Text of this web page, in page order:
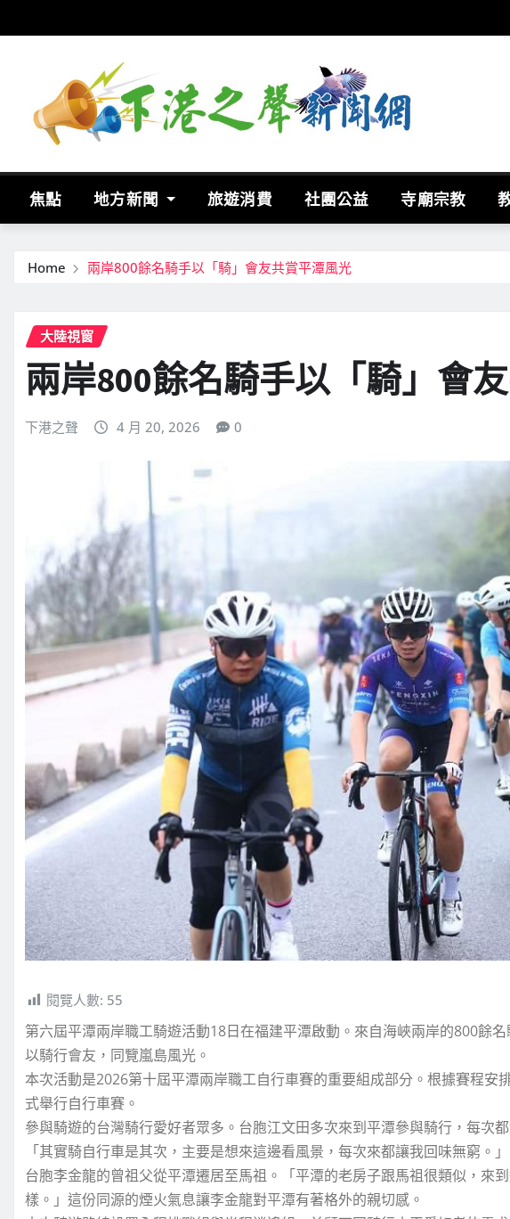
to
焦點 地方新聞 旅遊消費 社團公益 寺廟宗教
Home 兩岸800餘名騎手以「騎」會友共賞平潭風光
大陸視窗
兩岸800餘名騎手以「騎」會
下港之聲 4 月 20, 2026 0
閱覽人數: 55
第六屆平潭兩岸職工騎遊活動18日在福建平潭啟動。來自海峽兩岸的800餘
以騎行會友，同覽嵐島風光。
本次活動是2026第十屆平潭兩岸職工自行車賽的重要組成部分。根據賽程安
式舉行自行車賽。
參與騎遊的台灣騎行愛好者眾多。台胞江文田多次來到平潭參與騎行，每次
「其實騎自行車是其次，主要是想來這邊看風景，每次來都讓我回味無窮。」
台胞李金龍的曾祖父從平潭遷居至馬祖。「平潭的老房子跟馬祖很類似，來
樣。」這份同源的煙火氣息讓李金龍對平潭有著格外的親切感。